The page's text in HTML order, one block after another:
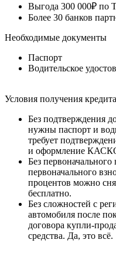
Выгода 300 000₽ по
Более 30 банков
Необходимые документы
Паспорт
Водительское
Условия получения кредита
Без подтверждения
нужны паспорт и
требует
и оформление
Без первоначального
первоначального
процентов можно
бесплатно.
Без сложностей с
автомобиля после
договора купли-
средства. Да, это всё.